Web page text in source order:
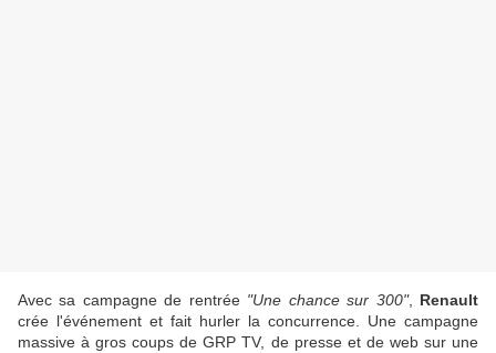
Avec sa campagne de rentrée "Une chance sur 300", Renault
crée l'événement et fait hurler la concurrence. Une campagne
massive à gros coups de GRP TV, de presse et de web sur une